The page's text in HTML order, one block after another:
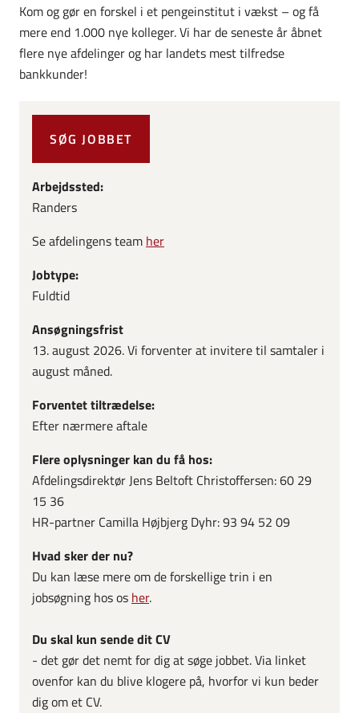
Kom og gør en forskel i et pengeinstitut i vækst – og få
mere end 1.000 nye kolleger. Vi har de seneste år åbnet
flere nye afdelinger og har landets mest tilfredse
bankkunder!
SØG JOBBET
Arbejdssted:
Randers
Se afdelingens team her
Jobtype:
Fuldtid
Ansøgningsfrist
13. august 2026. Vi forventer at invitere til samtaler i
august måned.
Forventet tiltrædelse:
Efter nærmere aftale
Flere oplysninger kan du få hos:
Afdelingsdirektør Jens Beltoft Christoffersen: 60 29
15 36
HR-partner Camilla Højbjerg Dyhr: 93 94 52 09
Hvad sker der nu?
Du kan læse mere om de forskellige trin i en
jobsøgning hos os her.
Du skal kun sende dit CV
- det gør det nemt for dig at søge jobbet. Via linket
ovenfor kan du blive klogere på, hvorfor vi kun beder
dig om et CV.